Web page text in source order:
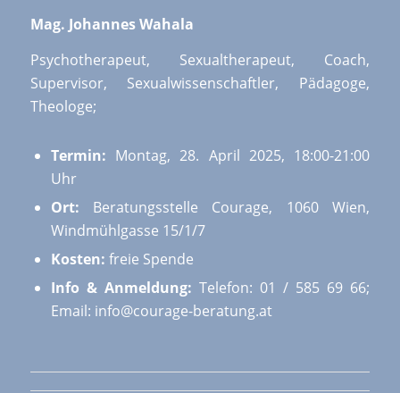
Mag. Johannes Wahala
Psychotherapeut, Sexualtherapeut, Coach,
Supervisor, Sexualwissenschaftler, Pädagoge,
Theologe;
Termin: Montag, 28. April 2025, 18:00-21:00
Uhr
Ort: Beratungsstelle Courage, 1060 Wien,
Windmühlgasse 15/1/7
Kosten: freie Spende
Info & Anmeldung: Telefon: 01 / 585 69 66;
Email: info@courage-beratung.at